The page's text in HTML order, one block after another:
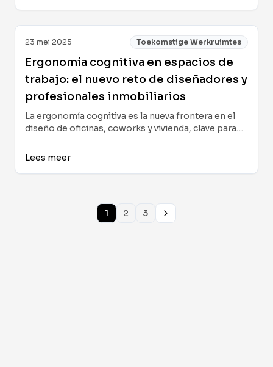
23 mei 2025 Toekomstige Werkruimtes
Ergonomía cognitiva en espacios de
trabajo: el nuevo reto de diseñadores y
profesionales inmobiliarios
La ergonomía cognitiva es la nueva frontera en el
diseño de oficinas, coworks y vivienda, clave para
el bienestar en entornos profesionales y
Lees meer
1 2 3